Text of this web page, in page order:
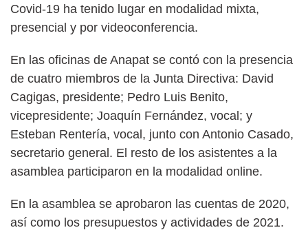
Covid-19 ha tenido lugar en modalidad mixta,
presencial y por videoconferencia.
En las oficinas de Anapat se contó con la presencia
de cuatro miembros de la Junta Directiva: David
Cagigas, presidente; Pedro Luis Benito,
vicepresidente; Joaquín Fernández, vocal; y
Esteban Rentería, vocal, junto con Antonio Casado,
secretario general. El resto de los asistentes a la
asamblea participaron en la modalidad online.
En la asamblea se aprobaron las cuentas de 2020,
así como los presupuestos y actividades de 2021.